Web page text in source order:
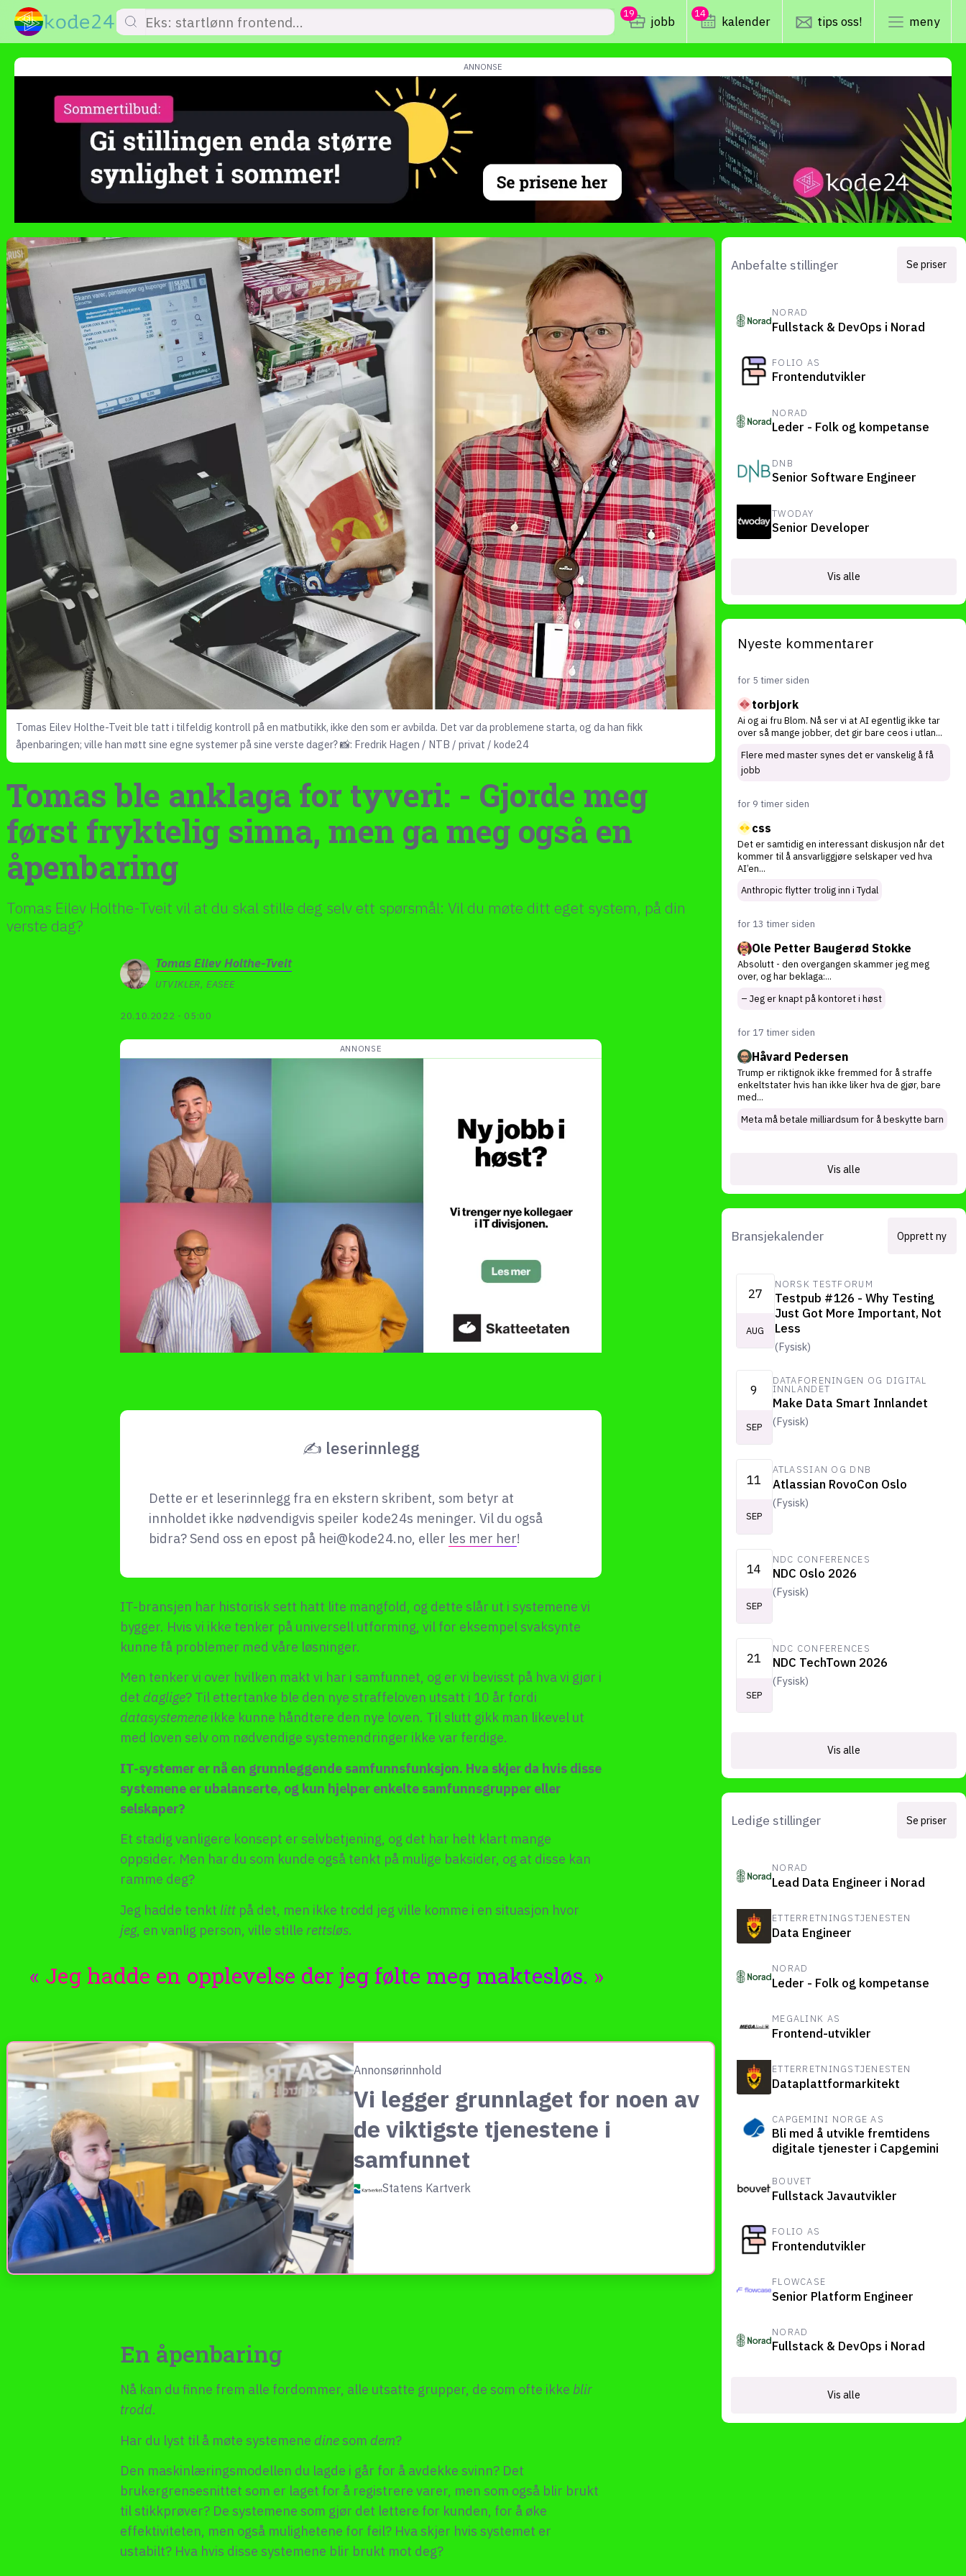
19
jobb
14
kalender tips oss! meny
Tomas Eilev Holthe-Tveit ble tatt i tilfeldig kontroll på en matbutikk, ikke den som er avbilda. Det var da problemene starta, og da han fikk
åpenbaringen; ville han møtt sine egne systemer på sine verste dager? 📸: Fredrik Hagen / NTB / privat / kode24
Tomas ble anklaga for tyveri: - Gjorde meg
først fryktelig sinna, men ga meg også en
åpenbaring
Tomas Eilev Holthe-Tveit vil at du skal stille deg selv ett spørsmål: Vil du møte ditt eget system, på din
verste dag?
Tomas EilevHolthe-Tveit
UTVIKLER, EASEE
20.10.2022 - 05:00
✍ leserinnlegg
Dette er et leserinnlegg fra en ekstern skribent, som betyr at
innholdet ikke nødvendigvis speiler kode24s meninger. Vil du også
bidra? Send oss en epost på hei@kode24.no, eller les mer her!
IT-bransjen har historisk sett hatt lite mangfold, og dette slår ut i systemene vi
bygger. Hvis vi ikke tenker på universell utforming, vil for eksempel svaksynte
kunne få problemer med våre løsninger.
Men tenker vi over hvilken makt vi har i samfunnet, og er vi bevisst på hva vi gjør i
det daglige? Til ettertanke ble den nye straffeloven utsatt i 10 år fordi
datasystemene ikke kunne håndtere den nye loven. Til slutt gikk man likevel ut
med loven selv om nødvendige systemendringer ikke var ferdige.
IT-systemer er nå en grunnleggende samfunnsfunksjon. Hva skjer da hvis disse
systemene er ubalanserte, og kun hjelper enkelte samfunnsgrupper eller
selskaper?
Et stadig vanligere konsept er selvbetjening, og det har helt klart mange
oppsider. Men har du som kunde også tenkt på mulige baksider, og at disse kan
ramme deg?
Jeg hadde tenkt litt på det, men ikke trodd jeg ville komme i en situasjon hvor
jeg, en vanlig person, ville stille rettsløs.
Jeg hadde en opplevelse der jeg følte meg maktesløs.
Annonsørinnhold
Vi legger grunnlaget for noen av
de viktigste tjenestene i
samfunnet
Statens Kartverk
En åpenbaring
Nå kan du finne frem alle fordommer, alle utsatte grupper, de som ofte ikke blir
trodd.
Har du lyst til å møte systemene dine som dem?
Den maskinlæringsmodellen du lagde i går for å avdekke svinn? Det
brukergrensesnittet som er laget for å registrere varer, men som også blir brukt
til stikkprøver? De systemene som gjør det lettere for kunden, for å øke
effektiviteten, men også mulighetene for feil? Hva skjer hvis systemet er
ustabilt? Hva hvis disse systemene blir brukt mot deg?
lønn KI karriere meninger
utdanning sikkerhet kontor frontend backend
apputvikling
devops
IoT design tilgjengelighet ukas koder inn/ut
lys modus
mørk modus
nyhetsbrev
kode24-klubben
LinkedIn
Bluesky
annonseguide
suksesshistorier
Bli firmapartner
Anbefalte stillinger Se priser
NORAD
Fullstack & DevOps i Norad
FOLIO AS
Frontendutvikler
NORAD
Leder - Folk og kompetanse
DNB
Senior Software Engineer
TWODAY
Senior Developer
Vis alle
Nyeste kommentarer
for 5 timer siden
torbjork
Ai og ai fru Blom. Nå ser vi at AI egentlig ikke tar
over så mange jobber, det gir bare ceos i utlan...
Flere med master synes det er vanskelig å få
jobb
for 9 timer siden
css
Det er samtidig en interessant diskusjon når det
kommer til å ansvarliggjøre selskaper ved hva
AI’en...
Anthropic flytter trolig inn i Tydal
for 13 timer siden
Ole Petter Baugerød Stokke
Absolutt - den overgangen skammer jeg meg
over, og har beklaga:...
– Jeg er knapt på kontoret i høst
for 17 timer siden
Håvard Pedersen
Trump er riktignok ikke fremmed for å straffe
enkeltstater hvis han ikke liker hva de gjør, bare
med...
Meta må betale milliardsum for å beskytte barn
Vis alle
Bransjekalender Opprett ny
27
AUG
NORSK TESTFORUM
Testpub #126 - Why Testing
Just Got More Important, Not
Less
(Fysisk)
9
SEP
DATAFORENINGEN OG DIGITAL
INNLANDET
Make Data Smart Innlandet
(Fysisk)
11
SEP
ATLASSIAN OG DNB
Atlassian RovoCon Oslo
(Fysisk)
14
SEP
NDC CONFERENCES
NDC Oslo 2026
(Fysisk)
21
SEP
NDC CONFERENCES
NDC TechTown 2026
(Fysisk)
Vis alle
Ledige stillinger Se priser
NORAD
Lead Data Engineer i Norad
ETTERRETNINGSTJENESTEN
Data Engineer
NORAD
Leder - Folk og kompetanse
MEGALINK AS
Frontend-utvikler
ETTERRETNINGSTJENESTEN
Dataplattformarkitekt
CAPGEMINI NORGE AS
Bli med å utvikle fremtidens
digitale tjenester i Capgemini
BOUVET
Fullstack Javautvikler
FOLIO AS
Frontendutvikler
FLOWCASE
Senior Platform Engineer
NORAD
Fullstack & DevOps i Norad
Vis alle